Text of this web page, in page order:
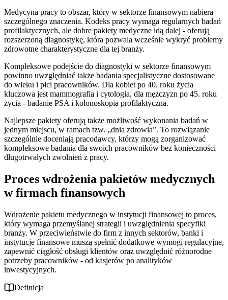
Medycyna pracy to obszar, który w sektorze finansowym nabiera
szczególnego znaczenia. Kodeks pracy wymaga regularnych badań
profilaktycznych, ale dobre pakiety medyczne idą dalej - oferują
rozszerzoną diagnostykę, która pozwala wcześnie wykryć problemy
zdrowotne charakterystyczne dla tej branży.
Kompleksowe podejście do diagnostyki w sektorze finansowym
powinno uwzględniać także badania specjalistyczne dostosowane
do wieku i płci pracowników. Dla kobiet po 40. roku życia
kluczowa jest mammografia i cytologia, dla mężczyzn po 45. roku
życia - badanie PSA i kolonoskopia profilaktyczna.
Najlepsze pakiety oferują także możliwość wykonania badań w
jednym miejscu, w ramach tzw. „dnia zdrowia”. To rozwiązanie
szczególnie doceniają pracodawcy, którzy mogą zorganizować
kompleksowe badania dla swoich pracowników bez konieczności
długotrwałych zwolnień z pracy.
Proces wdrożenia pakietów medycznych
w firmach finansowych
Wdrożenie pakietu medycznego w instytucji finansowej to proces,
który wymaga przemyślanej strategii i uwzględnienia specyfiki
branży. W przeciwieństwie do firm z innych sektorów, banki i
instytucje finansowe muszą spełnić dodatkowe wymogi regulacyjne,
zapewnić ciągłość obsługi klientów oraz uwzględnić różnorodne
potrzeby pracowników - od kasjerów po analityków
inwestycyjnych.
Definicja